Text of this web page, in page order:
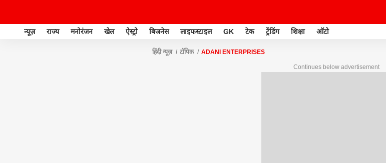
न्यूज़ राज्य मनोरंजन खेल ऐस्ट्रो बिजनेस लाइफस्टाइल GK टेक ट्रेंडिंग शिक्षा ऑटो
हिंदी न्यूज़ टॉपिक ADANI ENTERPRISES
Continues below advertisement